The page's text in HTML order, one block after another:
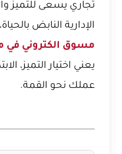
تجاري يسعى للتميز
الإدارية النابض
مسوق الكتروني في
يعني اختيار التميز،
عملك نحو القمة.